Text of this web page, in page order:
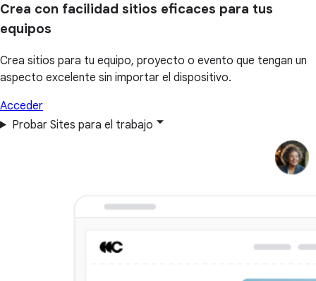
Crea con facilidad sitios eficaces para tus
equipos
Crea sitios para tu equipo, proyecto o evento que tengan un
aspecto excelente sin importar el dispositivo.
Acceder
Probar Sites para el trabajo